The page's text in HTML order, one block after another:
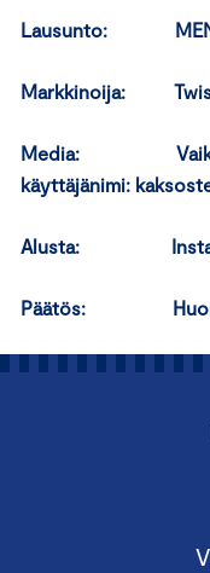
Lausunto: MEN
Markkinoija:
Media:
käyttäjänimi:
Alusta:
Päätös: